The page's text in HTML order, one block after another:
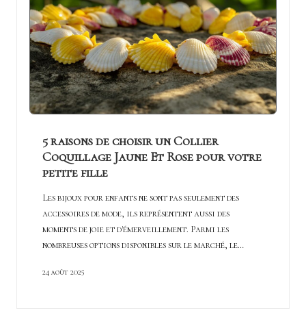
5 raisons de choisir un Collier
Coquillage Jaune Et Rose pour votre
petite fille
Les bijoux pour enfants ne sont pas seulement des
accessoires de mode, ils représentent aussi des
moments de joie et d'émerveillement. Parmi les
nombreuses options disponibles sur le marché, le…
24 août 2025